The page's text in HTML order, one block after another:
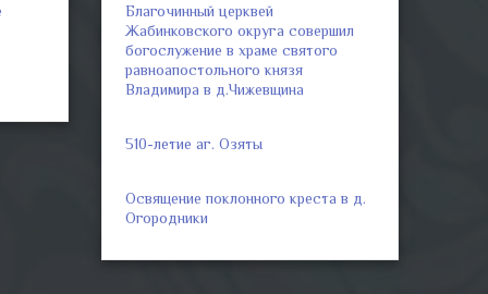
Благочинный церквей
Жабинковского округа совершил
богослужение в храме святого
равноапостольного князя
Владимира в д.Чижевщина
510-летие аг. Озяты
Освящение поклонного креста в д.
Огородники